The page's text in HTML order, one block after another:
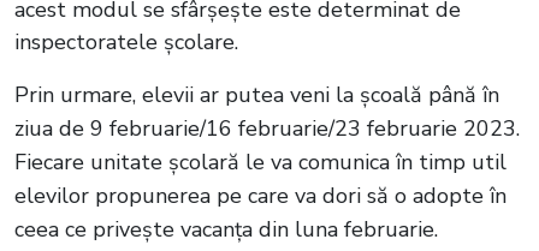
acest modul se sfârșește este determinat de
inspectoratele școlare.
Prin urmare, elevii ar putea veni la școală până în
ziua de 9 februarie/16 februarie/23 februarie 2023.
Fiecare unitate școlară le va comunica în timp util
elevilor propunerea pe care va dori să o adopte în
ceea ce privește vacanța din luna februarie.